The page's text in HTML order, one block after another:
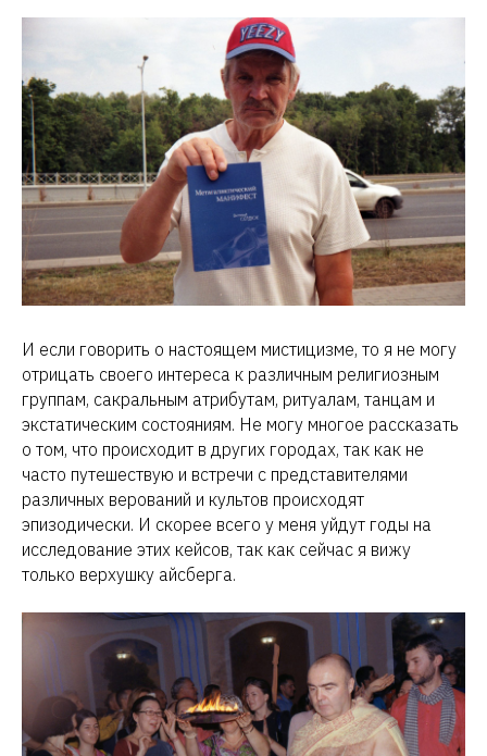
И если говорить о настоящем мистицизме, то я не могу
отрицать своего интереса к различным религиозным
группам, сакральным атрибутам, ритуалам, танцам и
экстатическим состояниям. Не могу многое рассказать
о том, что происходит в других городах, так как не
часто путешествую и встречи с представителями
различных верований и культов происходят
эпизодически. И скорее всего у меня уйдут годы на
исследование этих кейсов, так как сейчас я вижу
только верхушку айсберга.